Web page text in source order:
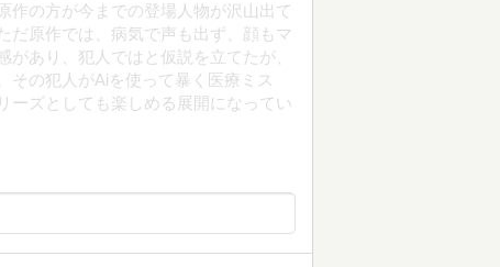
作の方が今までの登場人物が沢山出て
だ原作では、病気で声も出ず、顔もマ
あり、犯人ではと仮説を立てたが、
その犯人がAiを使って暴く医療ミス
ーズとしても楽しめる展開になってい